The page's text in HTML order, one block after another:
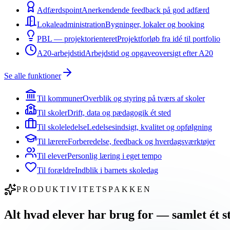
AdfærdspointAnerkendende feedback på god adfærd
LokaleadministrationBygninger, lokaler og booking
PBL — projektorienteretProjektforløb fra idé til portfolio
A20-arbejdstidArbejdstid og opgaveoversigt efter A20
Se alle funktioner
Til kommunerOverblik og styring på tværs af skoler
Til skolerDrift, data og pædagogik ét sted
Til skoleledelseLedelsesindsigt, kvalitet og opfølgning
Til lærereForberedelse, feedback og hverdagsværktøjer
Til eleverPersonlig læring i eget tempo
Til forældreIndblik i barnets skoledag
PRODUKTIVITETSPAKKEN
Alt hvad elever har brug for — samlet ét